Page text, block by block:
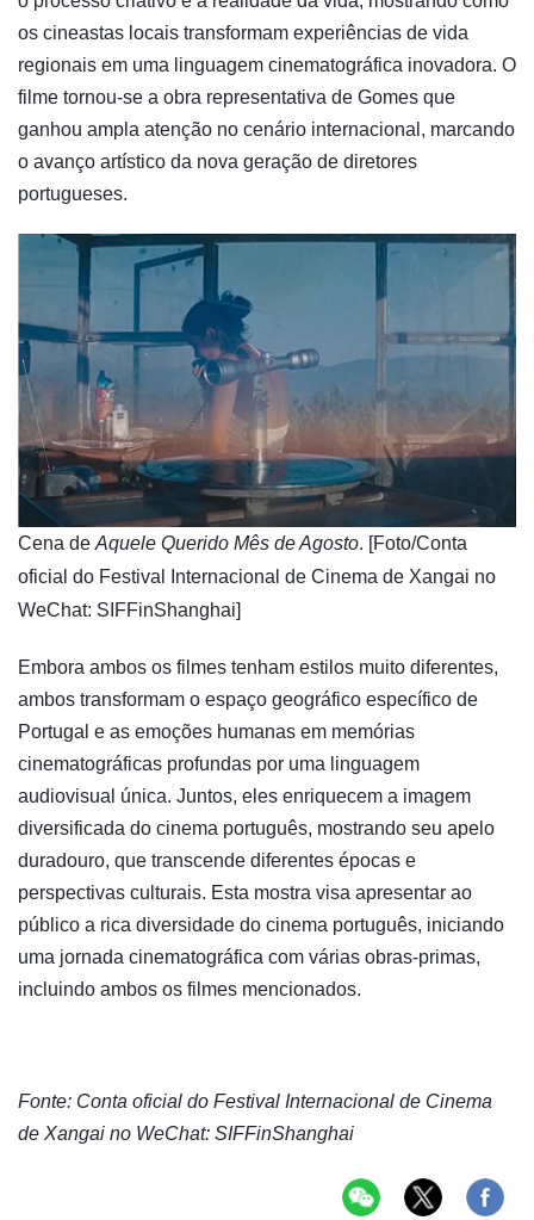
os cineastas locais transformam experiências de vida
regionais em uma linguagem cinematográfica inovadora. O
filme tornou-se a obra representativa de Gomes que
ganhou ampla atenção no cenário internacional, marcando
o avanço artístico da nova geração de diretores
portugueses.
​Cena deAquele Querido Mês de Agosto. [Foto/Conta
oficial do Festival Internacional de Cinema de Xangai no
WeChat: SIFFinShanghai]
Embora ambos os filmes tenham estilos muito diferentes,
ambos transformam o espaço geográfico específico de
Portugal e as emoções humanas em memórias
cinematográficas profundas por uma linguagem
audiovisual única. Juntos, eles enriquecem a imagem
diversificada do cinema português, mostrando seu apelo
duradouro, que transcende diferentes épocas e
perspectivas culturais. Esta mostra visa apresentar ao
público a rica diversidade do cinema português, iniciando
uma jornada cinematográfica com várias obras-primas,
incluindo ambos os filmes mencionados.
Fonte: Conta oficial do Festival Internacional de Cinema
de Xangai no WeChat: SIFFinShanghai